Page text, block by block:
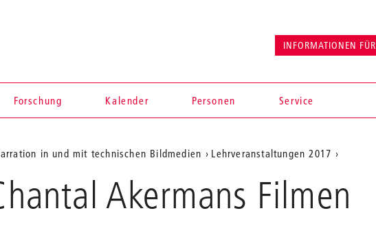
Forschung Kalender Personen Service
INFORMATIONEN FÜR
in und mit technischen Bildmedien Lehrveranstaltungen 2017
Akermans Filmen